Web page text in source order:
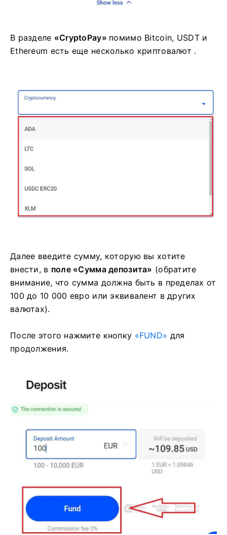
В разделе «CryptoPay» помимо Bitcoin, USDT и
Ethereum есть еще несколько криптовалют .
Далее введите сумму, которую вы хотите
внести, в поле «Сумма депозита» (обратите
внимание, что сумма должна быть в пределах от
100 до 10 000 евро или эквивалент в других
валютах).
После этого нажмите кнопку «FUND» для
продолжения.